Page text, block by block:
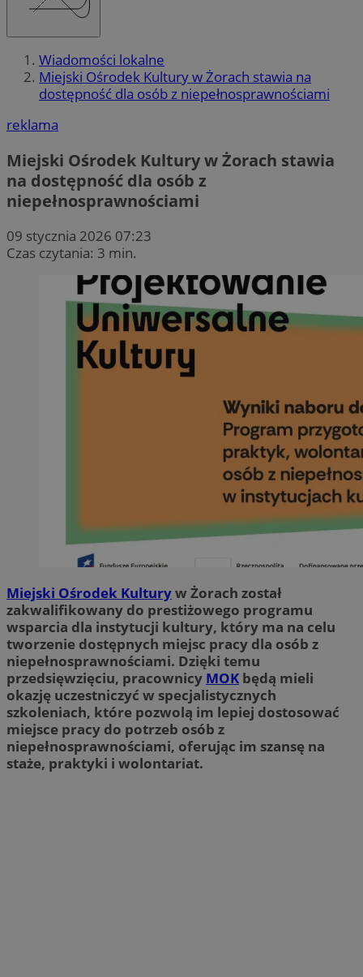
Wiadomości lokalne
Miejski Ośrodek Kultury w Żorach stawia na
dostępność dla osób z niepełnosprawnościami
reklama
Miejski Ośrodek Kultury w Żorach stawia
na dostępność dla osób z
niepełnosprawnościami
09 stycznia 2026 07:23
Czas czytania: 3 min.
Miejski Ośrodek Kulturyw Żorach został
zakwalifikowany do prestiżowego programu
wsparcia dla instytucji kultury, który ma na celu
tworzenie dostępnych miejsc pracy dla osób z
niepełnosprawnościami. Dzięki temu
przedsięwzięciu, pracownicy MOK będą mieli
okazję uczestniczyć w specjalistycznych
szkoleniach, które pozwolą im lepiej dostosować
miejsce pracy do potrzeb osób z
niepełnosprawnościami, oferując im szansę na
staże, praktyki i wolontariat.